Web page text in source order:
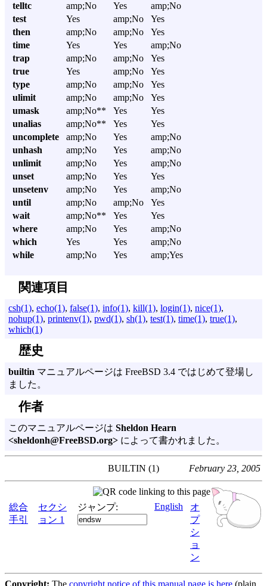
telltc
amp;No Yes
amp;No
test
Yes amp;No
Yes
then
amp;No amp;No
Yes
time
Yes Yes
amp;No
trap
amp;No amp;No
Yes
true
Yes amp;No
Yes
type
amp;No amp;No
Yes
ulimit
amp;No amp;No
Yes
umask
amp;No** Yes
Yes
unalias
amp;No** Yes
Yes
uncomplete
amp;No Yes
amp;No
unhash
amp;No Yes
amp;No
unlimit
amp;No Yes
amp;No
unset
amp;No Yes
Yes
unsetenv
amp;No Yes
amp;No
until
amp;No amp;No
Yes
wait
amp;No** Yes
Yes
where
amp;No Yes
amp;No
which
Yes Yes
amp;No
while
amp;No Yes amp;Yes
関連項目
csh(1), echo(1), false(1), info(1), kill(1), login(1), nice(1),
nohup(1), printenv(1), pwd(1), sh(1), test(1), time(1), true(1),
which(1)
歴史
builtin マニュアルページは FreeBSD 3.4 ではじめて登場し
ました。
作者
このマニュアルページは Sheldon Hearn
<sheldonh@FreeBSD.org> によって書かれました。
BUILTIN (1) February 23, 2005
総合
手引
セクシ
ョン 1
ジャンプ: English
オ
プ
シ
ョ
ン
Copyright: The copyright notice of this manual page is here (plain